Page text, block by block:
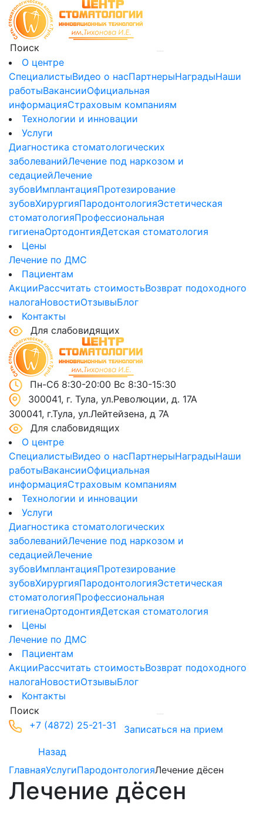
О центре
СпециалистыВидео о насПартнерыНаградыНаши
работыВакансииОфициальная
информацияСтраховым компаниям
Технологии и инновации
Услуги
Диагностика стоматологических
заболеванийЛечение под наркозом и
седациейЛечение
зубовИмплантацияПротезирование
зубовХирургияПародонтологияЭстетическая
стоматологияПрофессиональная
гигиенаОртодонтияДетская стоматология
Цены
Лечение по ДМС
Пациентам
АкцииРассчитать стоимостьВозврат подоходного
налогаНовостиОтзывыБлог
Контакты
Для слабовидящих
Пн-Сб 8:30-20:00 Вс 8:30-15:30
300041, г. Тула, ул.Революции, д. 17А
300041, г.Тула, ул.Лейтейзена, д 7А
Для слабовидящих
О центре
СпециалистыВидео о насПартнерыНаградыНаши
работыВакансииОфициальная
информацияСтраховым компаниям
Технологии и инновации
Услуги
Диагностика стоматологических
заболеванийЛечение под наркозом и
седациейЛечение
зубовИмплантацияПротезирование
зубовХирургияПародонтологияЭстетическая
стоматологияПрофессиональная
гигиенаОртодонтияДетская стоматология
Цены
Лечение по ДМС
Пациентам
АкцииРассчитать стоимостьВозврат подоходного
налогаНовостиОтзывыБлог
Контакты
+7 (4872) 25-21-31
Записаться на прием
Назад
ГлавнаяУслугиПародонтологияЛечение дёсен
Лечение дёсен